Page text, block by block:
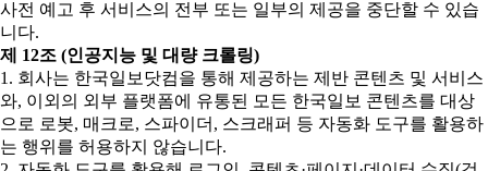
사전 예고 후 서비스의 전부 또는 일부의 제공을 중단할 수 있습
니다.
제 12조 (인공지능 및 대량 크롤링)
1. 회사는 한국일보닷컴을 통해 제공하는 제반 콘텐츠 및 서비스
와, 이외의 외부 플랫폼에 유통된 모든 한국일보 콘텐츠를 대상
으로 로봇, 매크로, 스파이더, 스크래퍼 등 자동화 도구를 활용하
는 행위를 허용하지 않습니다.